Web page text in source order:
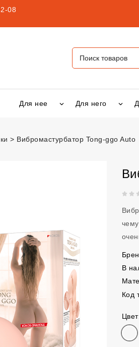
08
Для нее Для него
Вибромастурбатор Tong-ggo Auto
В
Код